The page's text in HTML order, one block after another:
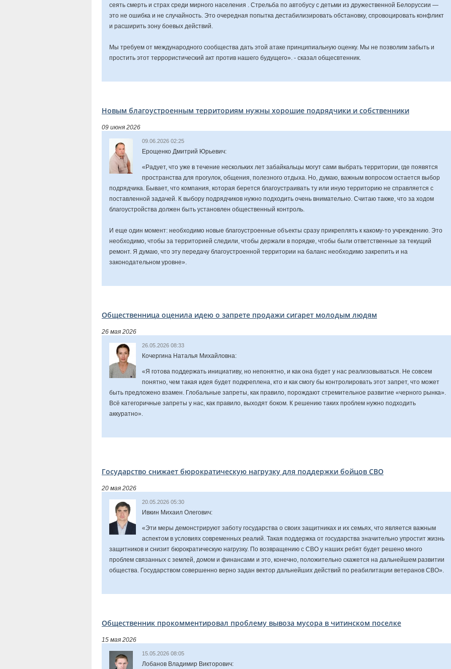
сеять смерть и страх среди мирного населения . Стрельба по автобусу с детьми из дружественной Белоруссии —
это не ошибка и не случайность. Это очередная попытка дестабилизировать обстановку, спровоцировать конфликт
и расширить зону боевых действий.
Мы требуем от международного сообщества дать этой атаке принципиальную оценку. Мы не позволим забыть и
простить этот террористический акт против нашего будущего». - сказал общесвтенник.
Новым благоустроенным территориям нужны хорошие подрядчики и собственники
09 июня 2026
09.06.2026 02:25
Ерощенко Дмитрий Юрьевич:
«Радует, что уже в течение нескольких лет забайкальцы могут сами выбрать территории, где появятся
пространства для прогулок, общения, полезного отдыха. Но, думаю, важным вопросом остается выбор
подрядчика. Бывает, что компания, которая берется благоустраивать ту или иную территорию не справляется с
поставленной задачей. К выбору подрядчиков нужно подходить очень внимательно. Считаю также, что за ходом
благоустройства должен быть установлен общественный контроль.
И еще один момент: необходимо новые благоустроенные объекты сразу прикреплять к какому-то учреждению. Это
необходимо, чтобы за территорией следили, чтобы держали в порядке, чтобы были ответственные за текущий
ремонт. Я думаю, что эту передачу благоустроенной территории на баланс необходимо закрепить и на
законодательном уровне».
Общественница оценила идею о запрете продажи сигарет молодым людям
26 мая 2026
26.05.2026 08:33
Кочергина Наталья Михайловна:
«Я готова поддержать инициативу, но непонятно, и как она будет у нас реализовываться. Не совсем
понятно, чем такая идея будет подкреплена, кто и как смогу бы контролировать этот запрет, что может
быть предложено взамен. Глобальные запреты, как правило, порождают стремительное развитие «черного рынка».
Всё категоричные запреты у нас, как правило, выходят боком. К решению таких проблем нужно подходить
аккуратно».
Государство снижает бюрократическую нагрузку для поддержки бойцов СВО
20 мая 2026
20.05.2026 05:30
Ивкин Михаил Олегович:
«Эти меры демонстрируют заботу государства о своих защитниках и их семьях, что является важным
аспектом в условиях современных реалий. Такая поддержка от государства значительно упростит жизнь
защитников и снизит бюрократическую нагрузку. По возвращению с СВО у наших ребят будет решено много
проблем связанных с землей, домом и финансами и это, конечно, положительно скажется на дальнейшем развитии
общества. Государством совершенно верно задан вектор дальнейших действий по реабилитации ветеранов СВО».
Общественник прокомментировал проблему вывоза мусора в читинском поселке
15 мая 2026
15.05.2026 08:05
Лобанов Владимир Викторович: